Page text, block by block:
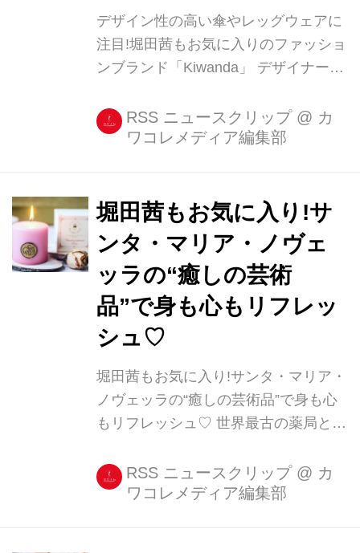
デザイン性の高い傘やレッグウェアに
注目!堀田茜もお気に入りのファッショ
ンブランド「Kiwanda」 デザイナーの
ンブランド「Kiwanda(キワンダ)」。
・堀田茜もお気に入りのKiwanda 表参
ッショニスタ御用達のブランドです。
久々の洋服お買い物�
@kiwandakiwanda ブラブラしてたら
たどり着いた☺︎ 可愛くてツボすぎた☺️
Akane Hotta / 堀田茜さん
(@akanehotta)がシェアした投稿 -
2017 7月 7 3:17午前 PDT キワンダの
トレード...
RSS ニュースクリップ @ カ
ワコレメディア編集部
堀田茜もお気に入り!サ
ンタ・マリア・ノヴェ
ッラの“癒しの芸術
品”で身も心もリフレッ
シュ♡
堀田茜もお気に入り!サンタ・マリア・
ノヴェッラの“癒しの芸術品”で身も心
もリフレッシュ♡ 世界最古の薬局とし
フィレンツェをはじめ世界中に店舗を
構える「サンタ・マリア・ノヴェッ
RSS ニュースクリップ @ カ
ワコレメディア編集部